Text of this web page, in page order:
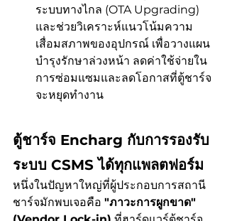
ระบบทางไกล (OTA Upgrading)
และช่วยวิเคราะห์แนวโน้มความ
เสื่อมสภาพของอุปกรณ์ เพื่อวางแผน
บำรุงรักษาล่วงหน้า ลดค่าใช้จ่ายใน
การซ่อมแซมและลดโอกาสที่ตู้ชาร์จ
จะหยุดทำงาน
ตู้ชาร์จ Encharg กับการรองรับ
ระบบ CSMS ได้ทุกแพลตฟอร์ม
หนึ่งในปัญหาใหญ่ที่ผู้ประกอบการสถานี
ชาร์จมักพบเจอคือ "ภาวะการผูกขาด"